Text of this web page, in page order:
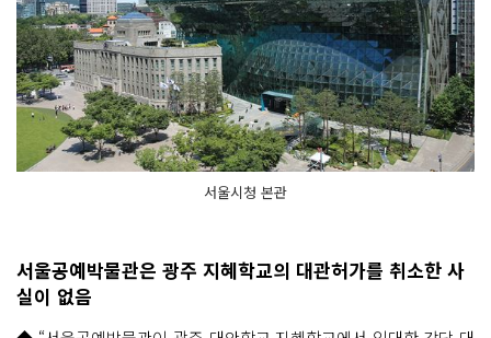
서울시청 본관
서울공예박물관은 광주 지혜학교의 대관허가를 취소한 사
실이 없음